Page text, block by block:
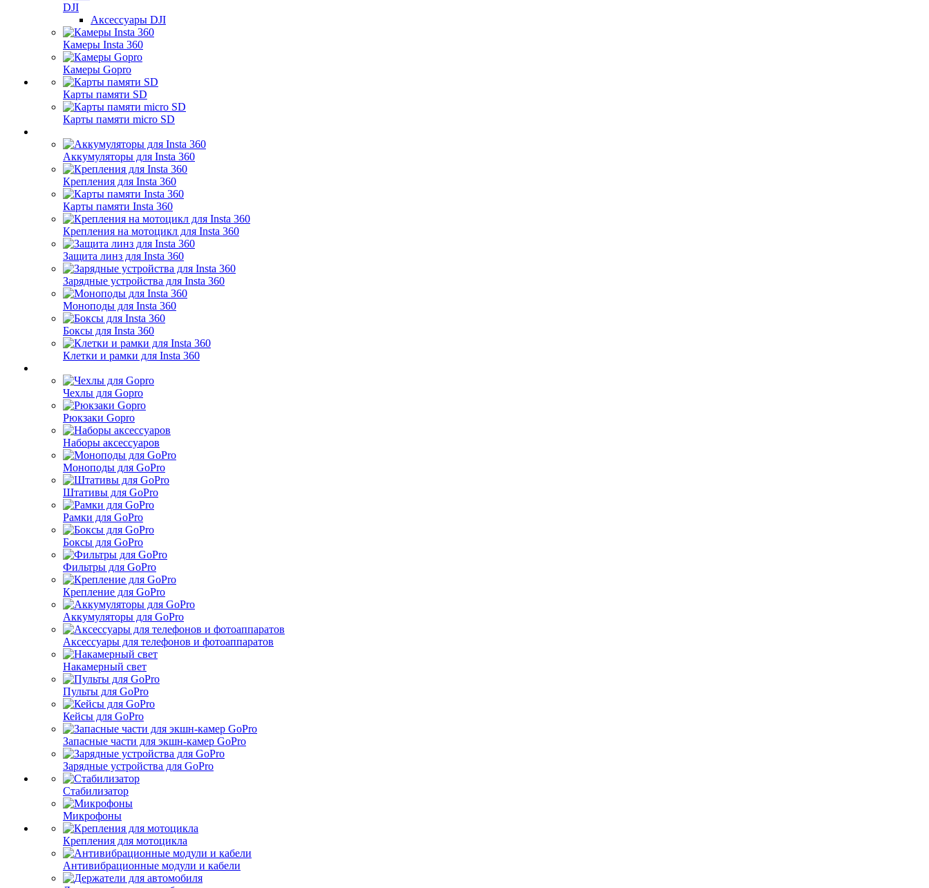
DJI
Аксессуары DJI
Камеры Insta 360
Камеры Gopro
Карты памяти SD
Карты памяти micro SD
Аккумуляторы для Insta 360
Крепления для Insta 360
Карты памяти Insta 360
Крепления на мотоцикл для Insta 360
Защита линз для Insta 360
Зарядные устройства для Insta 360
Моноподы для Insta 360
Боксы для Insta 360
Клетки и рамки для Insta 360
Чехлы для Gopro
Рюкзаки Gopro
Наборы аксессуаров
Моноподы для GoPro
Штативы для GoPro
Рамки для GoPro
Боксы для GoPro
Фильтры для GoPro
Крепление для GoPro
Аккумуляторы для GoPro
Аксессуары для телефонов и фотоаппаратов
Накамерный свет
Пульты для GoPro
Кейсы для GoPro
Запасные части для экшн-камер GoPro
Зарядные устройства для GoPro
Стабилизатор
Микрофоны
Крепления для мотоцикла
Антивибрационные модули и кабели